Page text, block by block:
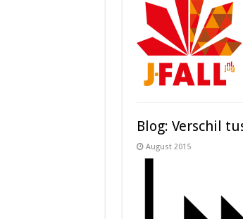
Blog: Verschil
August 2015